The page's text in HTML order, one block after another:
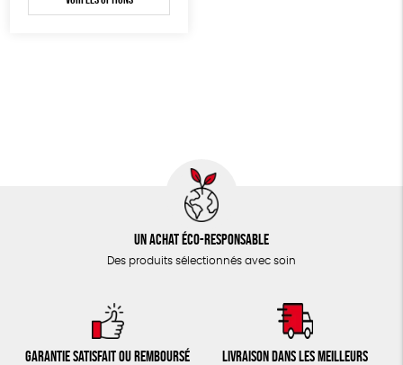
Un achat éco-responsable
Des produits sélectionnés avec soin
Garantie satisfait ou remboursé
Livraison dans les meilleurs